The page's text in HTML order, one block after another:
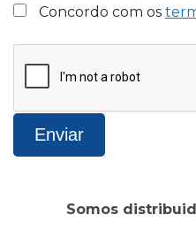
Concordo com os
Somos